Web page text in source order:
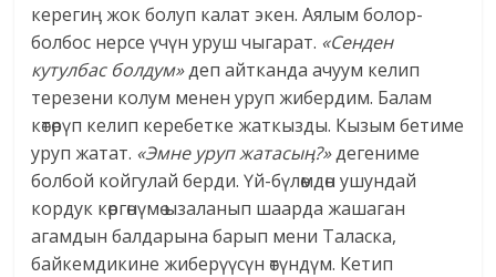
керегиӊ жок болуп калат экен. Аялым болор-
болбос нерсе үчүн уруш чыгарат. «Сенден
кутулбас болдум»деп айтканда ачуум келип
терезени колум менен уруп жибердим. Балам
көтөрүп келип керебетке жаткызды. Кызым бетиме
уруп жатат. «Эмне уруп жатасыӊ?»дегениме
болбой койгулай берди. Үй-бүлөмдөн ушундай
кордук көргөнүмө ызаланып шаарда жашаган
агамдын балдарына барып мени Таласка,
байкемдикине жиберүүсүн өтүндүм. Кетип